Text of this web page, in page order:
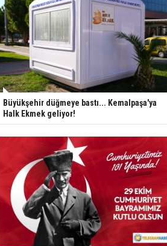
Büyükşehir düğmeye bastı... Kemalpaşa'ya
Halk Ekmek geliyor!